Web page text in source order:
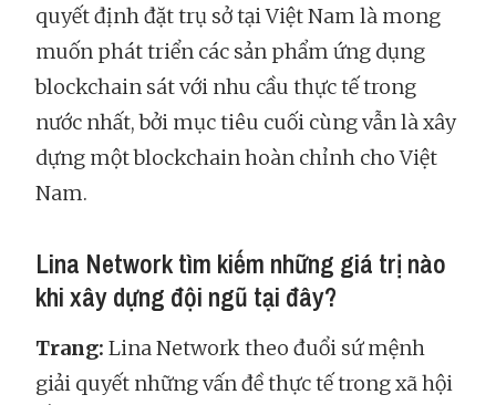
quyết định đặt trụ sở tại Việt Nam là mong
muốn phát triển các sản phẩm ứng dụng
blockchain sát với nhu cầu thực tế trong
nước nhất, bởi mục tiêu cuối cùng vẫn là xây
dựng một blockchain hoàn chỉnh cho Việt
Nam.
Lina Network tìm kiếm những giá trị nào
khi xây dựng đội ngũ tại đây?
Trang: Lina Network theo đuổi sứ mệnh
giải quyết những vấn đề thực tế trong xã hội